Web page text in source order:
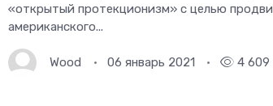
«открытый протекционизм» с целью
американского...
Wood 06 январь 2021 4 609